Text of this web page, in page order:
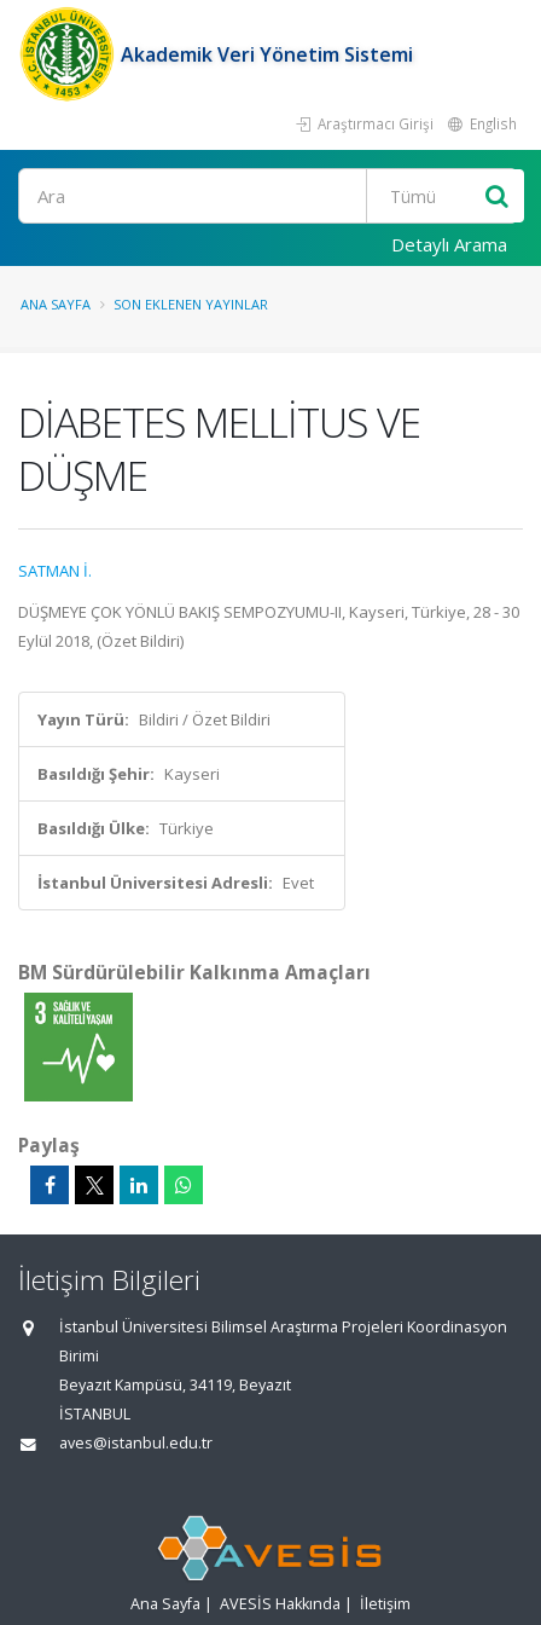
Akademik Veri Yönetim Sistemi
Araştırmacı Girişi English
Ara
Detaylı Arama
ANA SAYFA SON EKLENEN YAYINLAR
DİABETES MELLİTUS VE
DÜŞME
SATMAN İ.
DÜŞMEYE ÇOK YÖNLÜ BAKIŞ SEMPOZYUMU-II, Kayseri, Türkiye, 28 - 30
Eylül 2018, (Özet Bildiri)
Yayın Türü: Bildiri / Özet Bildiri
Basıldığı Şehir: Kayseri
Basıldığı Ülke: Türkiye
İstanbul Üniversitesi Adresli: Evet
BM Sürdürülebilir Kalkınma Amaçları
Paylaş
İletişim Bilgileri
İstanbul Üniversitesi Bilimsel Araştırma Projeleri Koordinasyon
Birimi
Beyazıt Kampüsü, 34119, Beyazıt
İSTANBUL
aves@istanbul.edu.tr
Ana Sayfa | AVESİS Hakkında | İletişim